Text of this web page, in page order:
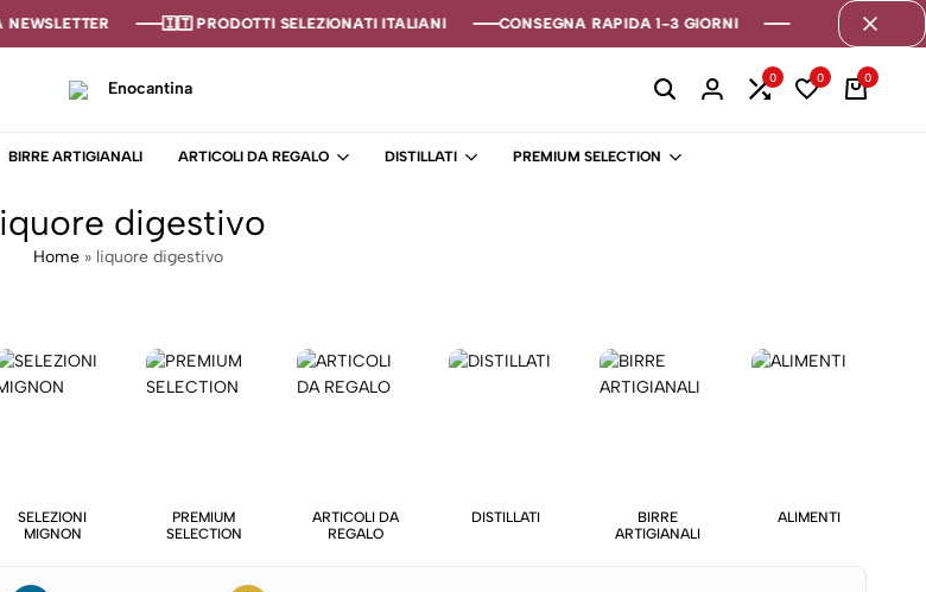
🇮🇹 PRODOTTI SELEZIONATI ITALIANI CONSEGNA RAPIDA 1-3 GIORNI
🇮🇹 PRODOTTI SELEZIONATI ITALIANI CONSEGNA RAPIDA 1-3 GIORNI
🇮🇹 PRODOTTI SELEZIONATI ITALIANI CONSEGNA RAPIDA 1-3 GIORNI
cantina
–
Enoteca
0 0 0
BIRRE ARTIGIANALI ARTICOLI DA REGALO DISTILLATI PREMIUM SELECTION
digestivo
Home » liquore digestivo
SELEZIONI
MIGNON
PREMIUM
SELECTION
ARTICOLI DA
REGALO
DISTILLATI
BIRRE
ARTIGIANALI
ALIMENTI